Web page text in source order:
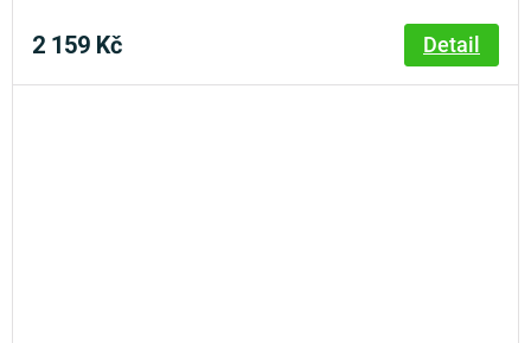
2 159 Kč Detail